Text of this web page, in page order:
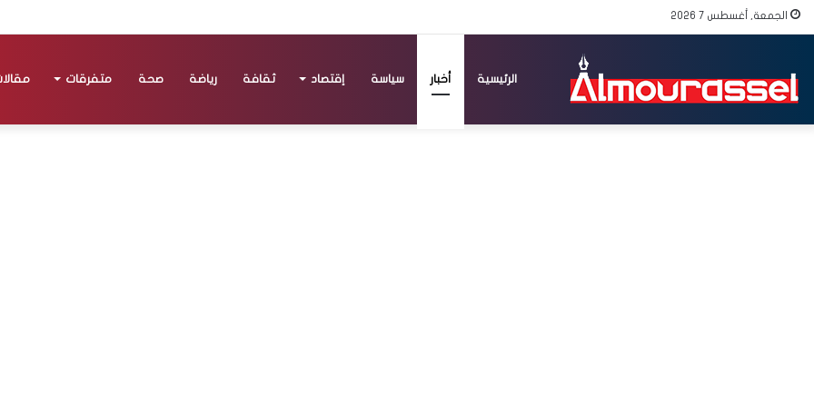
الجمعة, أغسطس 7 2026
الرئيسية أخبار سياسة إقتصاد ثقافة رياضة صحة متفرقات